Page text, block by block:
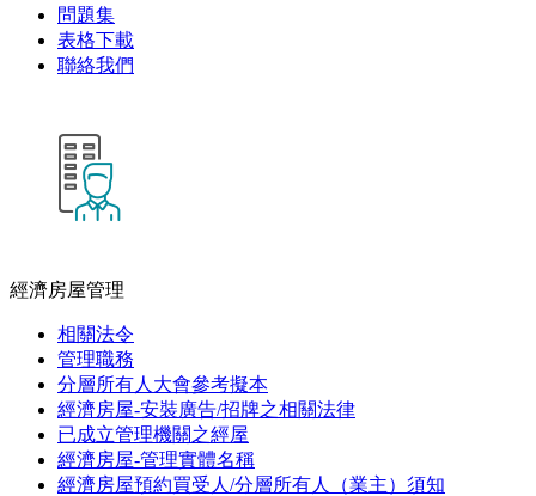
問題集
表格下載
聯絡我們
經濟房屋管理
相關法令
管理職務
分層所有人大會參考擬本
經濟房屋-安裝廣告/招牌之相關法律
已成立管理機關之經屋
經濟房屋-管理實體名稱
經濟房屋預約買受人/分層所有人（業主）須知